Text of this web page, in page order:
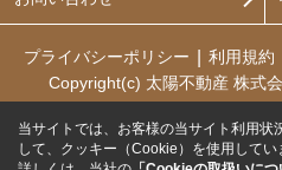
プライバシーポリシー 利用規約
Copyright(c) 太陽不動産 株式
当サイトでは、お客様の当サイト利用状
して、クッキー（Cookie）を使用してい